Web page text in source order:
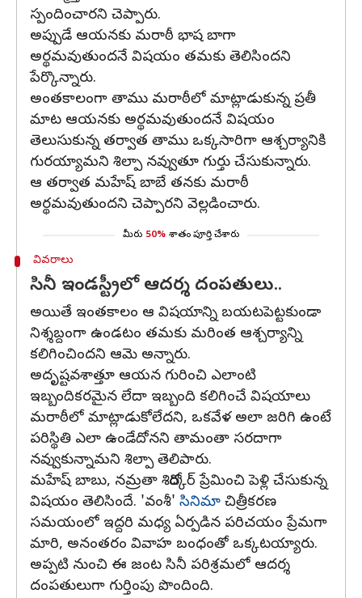
స్పందించారని చెప్పారు.
అప్పుడే ఆయనకు మరాఠీ భాష బాగా
అర్థమవుతుందనే విషయం తమకు తెలిసిందని
పేర్కొన్నారు.
అంతకాలంగా తాము మరాఠీలో మాట్లాడుకున్న ప్రతీ
మాట ఆయనకు అర్థమవుతుందనే విషయం
తెలుసుకున్న తర్వాత తాము ఒక్కసారిగా ఆశ్చర్యానికి
గురయ్యామని శిల్పా నవ్వుతూ గుర్తు చేసుకున్నారు.
ఆ తర్వాత మహేష్ బాబే తనకు మరాఠీ
అర్థమవుతుందని చెప్పారని వెల్లడించారు.
మీరు 50% శాతం పూర్తి చేశారు
వివరాలు
సినీ ఇండస్ట్రీలో ఆదర్శ దంపతులు..
అయితే ఇంతకాలం ఆ విషయాన్ని బయటపెట్టకుండా
నిశ్శబ్దంగా ఉండటం తమకు మరింత ఆశ్చర్యాన్ని
కలిగించిందని ఆమె అన్నారు.
అదృష్టవశాత్తూ ఆయన గురించి ఎలాంటి
ఇబ్బందికరమైన లేదా ఇబ్బంది కలిగించే విషయాలు
మరాఠీలో మాట్లాడుకోలేదని, ఒకవేళ అలా జరిగి ఉంటే
పరిస్థితి ఎలా ఉండేదోనని తామంతా సరదాగా
నవ్వుకున్నామని శిల్పా తెలిపారు.
మహేష్ బాబు, నమ్రతా శిరోద్కర్ ప్రేమించి పెళ్లి చేసుకున్న
విషయం తెలిసిందే. 'వంశీ' సినిమా చిత్రీకరణ
సమయంలో ఇద్దరి మధ్య ఏర్పడిన పరిచయం ప్రేమగా
మారి, అనంతరం వివాహ బంధంతో ఒక్కటయ్యారు.
అప్పటి నుంచి ఈ జంట సినీ పరిశ్రమలో ఆదర్శ
దంపతులుగా గుర్తింపు పొందింది.